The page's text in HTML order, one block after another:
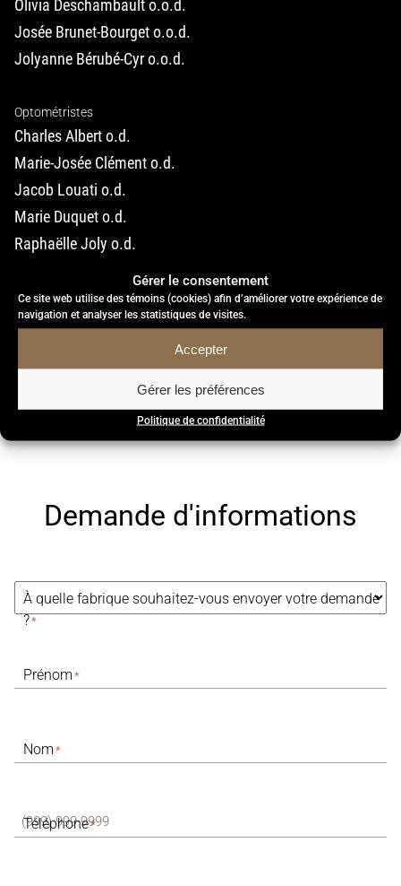
Gérer le consentement
Ce site web utilise des témoins (cookies) afin d’améliorer votre expérience de
navigation et analyser les statistiques de visites.
Accepter
Gérer les préférences
Politique de confidentialité
Olivia Deschambault o.o.d.
Josée Brunet-Bourget o.o.d.
Jolyanne Bérubé-Cyr o.o.d.
Optométristes
Charles Albert o.d.
Marie-Josée Clément o.d.
Jacob Louati o.d.
Marie Duquet o.d.
Raphaëlle Joly o.d.
Isabelle Soucy, assistante certifiée
Marie-Claude Lalonde
Demande d'informations
À quelle fabrique souhaitez-vous envoyer votre demande
?*
Prénom *
Nom *
Téléphone*